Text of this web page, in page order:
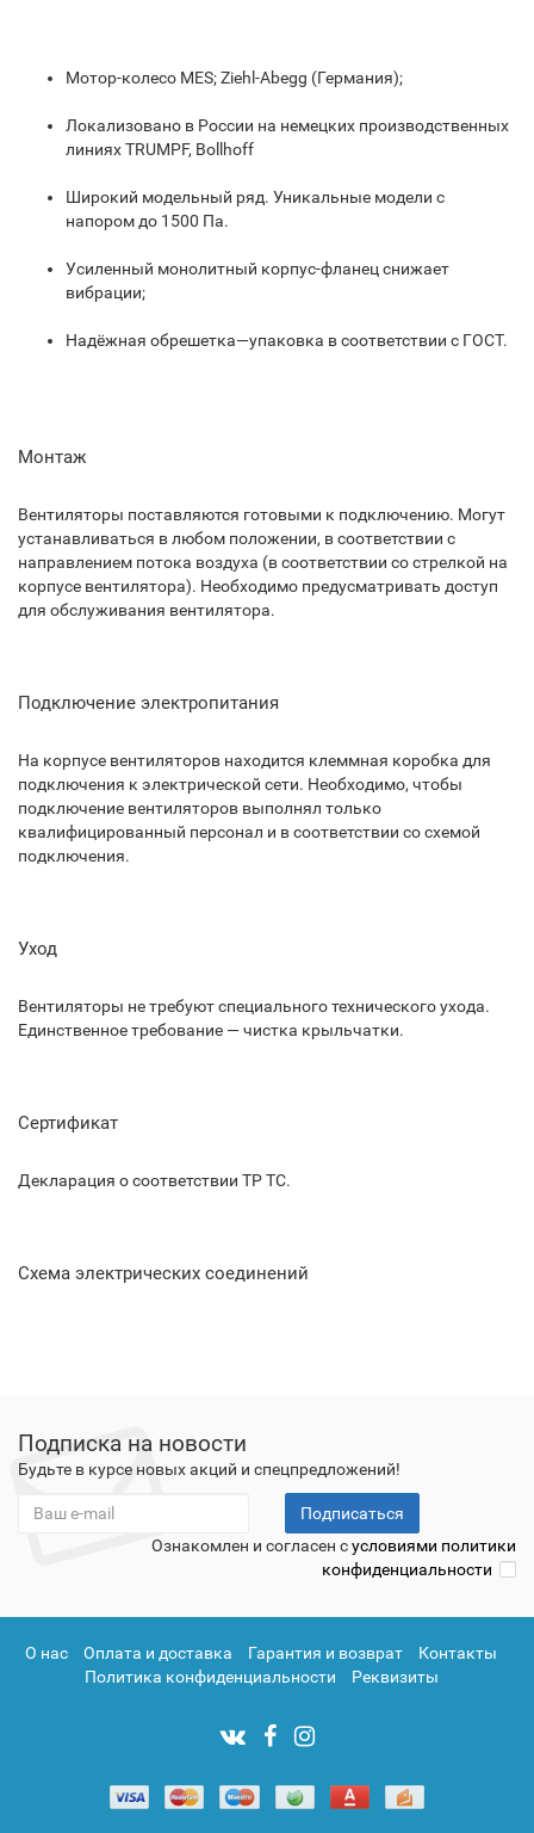
Мотор-колесо MES; Ziehl-Abegg (Германия);
Локализовано в России на немецких производственных
линиях TRUMPF, Bollhoff
Широкий модельный ряд. Уникальные модели с
напором до 1500 Па.
Усиленный монолитный корпус-фланец снижает
вибрации;
Надёжная обрешетка—упаковка в соответствии с ГОСТ.
Монтаж
Вентиляторы поставляются готовыми к подключению. Могут
устанавливаться в любом положении, в соответствии с
направлением потока воздуха (в соответствии со стрелкой на
корпусе вентилятора). Необходимо предусматривать доступ
для обслуживания вентилятора.
Подключение электропитания
На корпусе вентиляторов находится клеммная коробка для
подключения к электрической сети. Необходимо, чтобы
подключение вентиляторов выполнял только
квалифицированный персонал и в соответствии со схемой
подключения.
Уход
Вентиляторы не требуют специального технического ухода.
Единственное требование — чистка крыльчатки.
Сертификат
Декларация о соответствии ТР ТС.
Схема электрических соединений
Подписка на новости
Будьте в курсе новых акций и спецпредложений!
Подписаться
Ознакомлен и согласен сусловиями политики
конфиденциальности
О нас Оплата и доставка Гарантия и возврат
Контакты
Политика конфиденциальности
Реквизиты